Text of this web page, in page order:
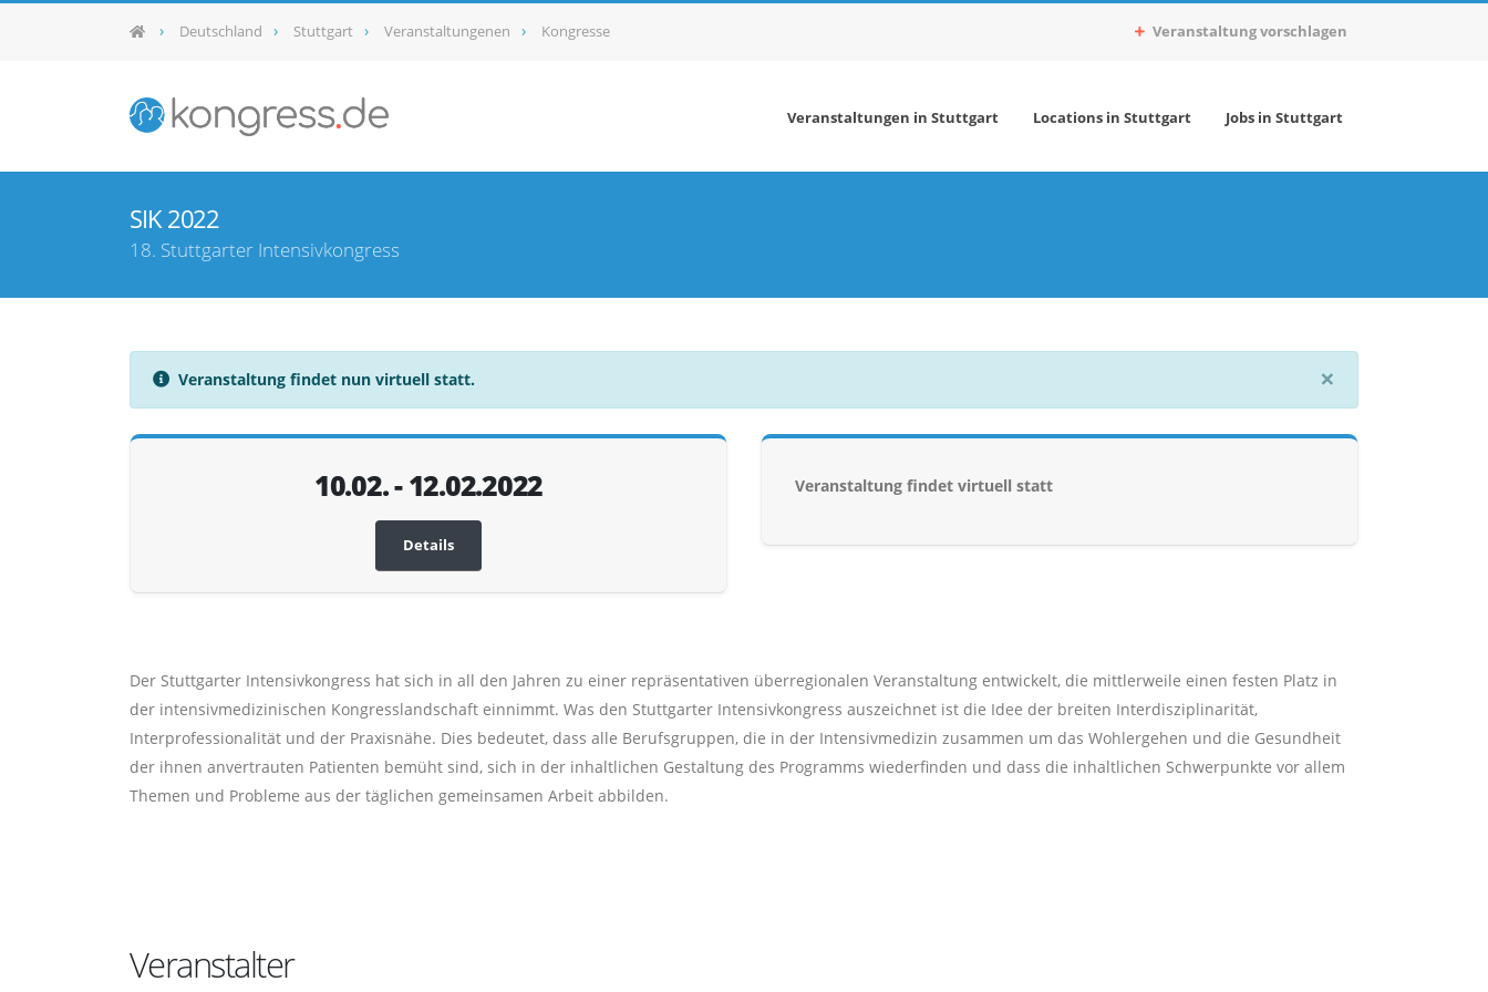
Deutschland Stuttgart Veranstaltungenen Kongresse Veranstaltung vorschlagen
Veranstaltungen in Stuttgart Locations in Stuttgart Jobs in Stuttgart
SIK 2022
18. Stuttgarter Intensivkongress
×
Veranstaltung findet nun virtuell statt.
10.02. - 12.02.2022
Details
Veranstaltung findet virtuell statt
Der Stuttgarter Intensivkongress hat sich in all den Jahren zu einer repräsentativen überregionalen Veranstaltung entwickelt, die mittlerweile einen festen Platz in
der intensivmedizinischen Kongresslandschaft einnimmt. Was den Stuttgarter Intensivkongress auszeichnet ist die Idee der breiten Interdisziplinarität,
Interprofessionalität und der Praxisnähe. Dies bedeutet, dass alle Berufsgruppen, die in der Intensivmedizin zusammen um das Wohlergehen und die Gesundheit
der ihnen anvertrauten Patienten bemüht sind, sich in der inhaltlichen Gestaltung des Programms wiederfinden und dass die inhaltlichen Schwerpunkte vor allem
Themen und Probleme aus der täglichen gemeinsamen Arbeit abbilden.
Veranstalter